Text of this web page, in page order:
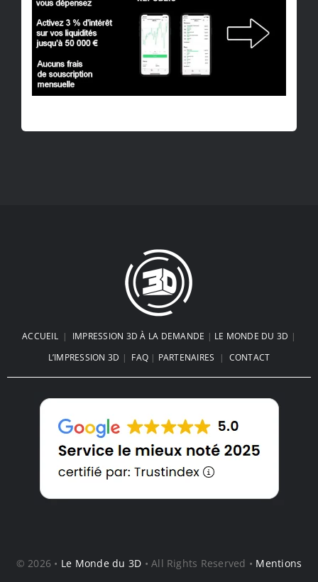
ACCUEIL| IMPRESSION 3D À LA DEMANDE | LE MONDE DU 3D |
L’IMPRESSION 3D | FAQ | PARTENAIRES | CONTACT
© 2026 • Le Monde du 3D • All Rights Reserved • Mentions